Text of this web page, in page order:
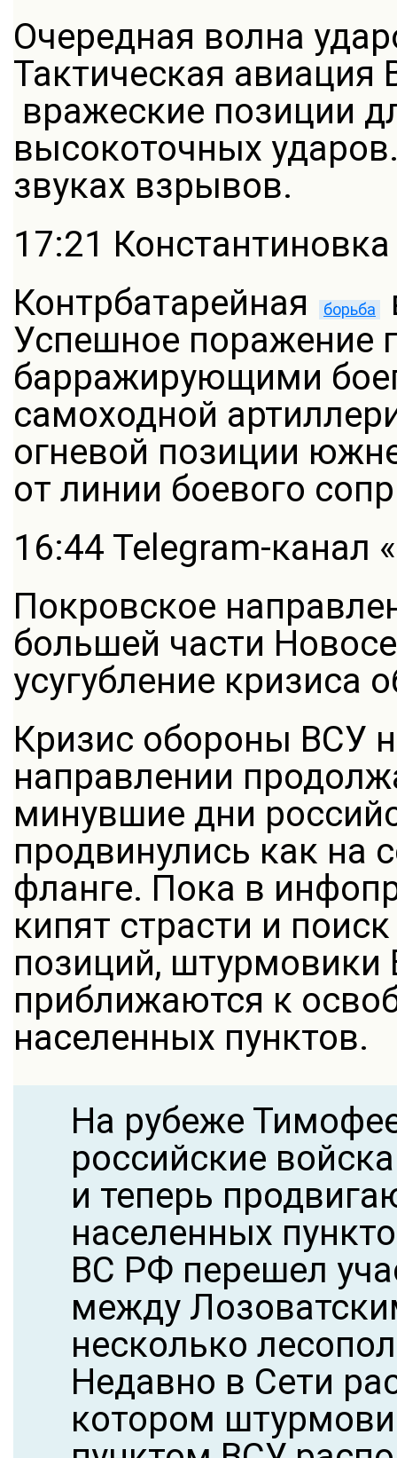
Очередная волна
Тактическая
вражеские позиции
высокоточных
звуках взрывов.
17:21
Контрбатарейная
борьба
Успешное поражение
барражирующими
самоходной
огневой позиции
от линии боевого
16:44 Telegram-канал «
Покровское
большей части
усугубление кризиса
Кризис обороны ВСУ
направлении
минувшие дни
продвинулись как на
фланге. Пока в
кипят страсти и
позиций, штурмовики
приближаются к
населенных пунктов.
На рубеже
российские
и теперь
населенных
ВС РФ перешел
между
несколько
Недавно в Сети
котором